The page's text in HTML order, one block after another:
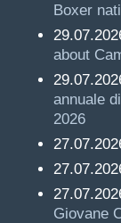
Boxer
about
annuale
2026
Giovane